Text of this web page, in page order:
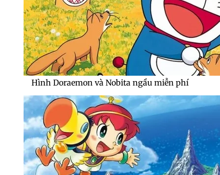
Hình Doraemon và Nobita ngầu miễn phí